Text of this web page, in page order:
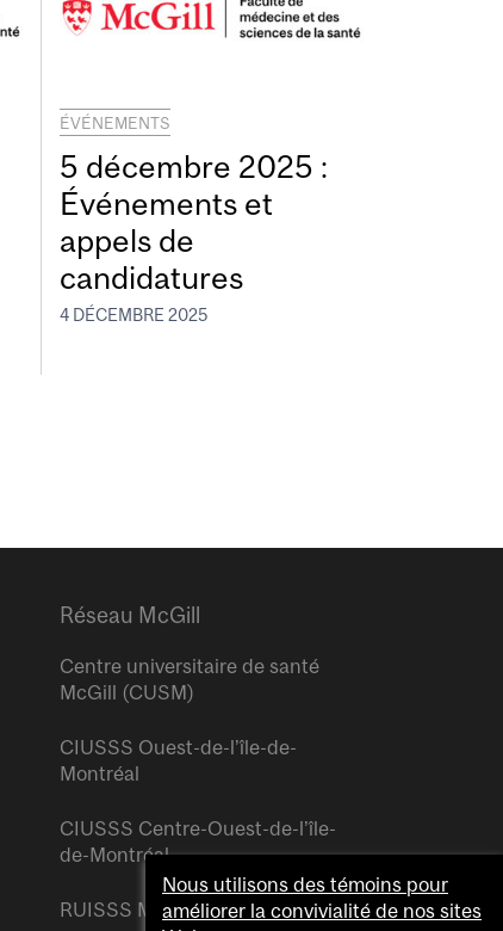
ÉVÉNEMENTS
5 décembre 2025 :
Événements et
appels de
candidatures
4 DÉCEMBRE 2025
Réseau McGill
Centre universitaire de santé
McGill (CUSM)
CIUSSS Ouest-de-l’île-de-
Montréal
CIUSSS Centre-Ouest-de-l’île-
de-Montréal
RUISSS McGill
Nous utilisons des témoins pour
améliorer la convivialité de nos sites